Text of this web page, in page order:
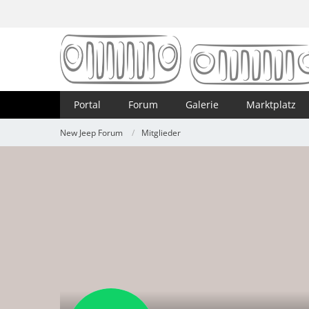
Portal Forum Galerie Marktplatz
New Jeep Forum Mitglieder